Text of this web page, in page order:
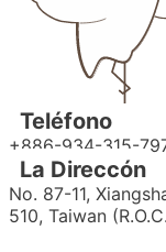
Teléfono
+886-934-315-
La Direccón
No. 87-11,
510, Taiwan